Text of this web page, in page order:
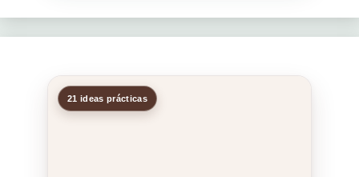
21 ideas prácticas